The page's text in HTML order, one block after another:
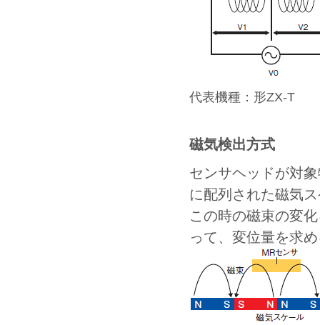
代表機種：形ZX-T
磁気検出方式
センサヘッドが対
に配列された磁気
この時の磁束の変
って、変位量を求